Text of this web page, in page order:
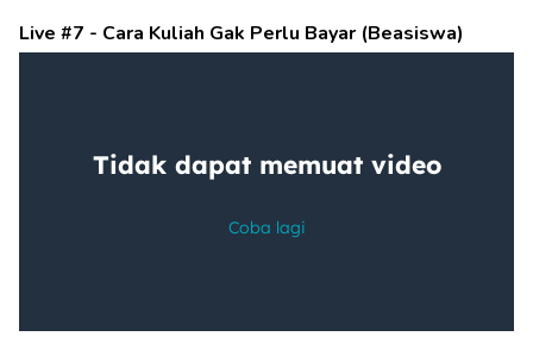
Live #7 - Cara Kuliah Gak Perlu Bayar (Beasiswa)